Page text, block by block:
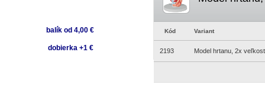
Kód Variant
2193 Model hrtanu, 2x
balík od 4,00 €
dobierka +1 €